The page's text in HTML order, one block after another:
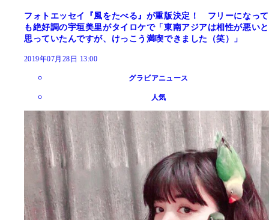
フォトエッセイ『風をたべる』が重版決定！ フリーになって
も絶好調の宇垣美里がタイロケで「東南アジアは相性が悪いと
思っていたんですが、けっこう満喫できました（笑）」
2019年07月28日 13:00
グラビアニュース
人気